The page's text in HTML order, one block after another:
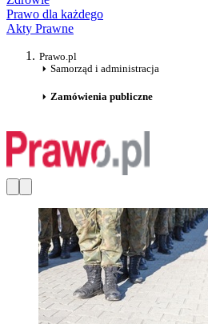
Prawo dla każdego
Akty Prawne
Prawo.pl
Samorząd i administracja
Zamówienia publiczne